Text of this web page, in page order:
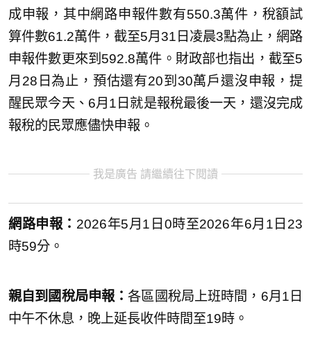
成申報，其中網路申報件數有550.3萬件，稅額試
算件數61.2萬件，截至5月31日凌晨3點為止，網路
申報件數更來到592.8萬件。財政部也指出，截至5
月28日為止，預估還有20到30萬戶還沒申報，提
醒民眾今天、6月1日就是報稅最後一天，還沒完成
報稅的民眾應儘快申報。
我是廣告 請繼續往下閱讀
網路申報： 2026年5月1日0時至2026年6月1日23
時59分。
親自到國稅局申報：各區國稅局上班時間，6月1日
中午不休息，晚上延長收件時間至19時。